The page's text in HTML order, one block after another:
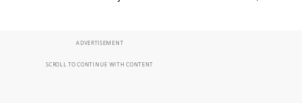
ADVERTISEMENT
SCROLL TO CONTINUE WITH CONTENT